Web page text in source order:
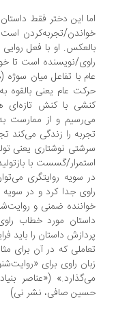
این دختر فقط داستان
تجربه‌کردن است و با
او با فعل روایی
نویسنده است تا خود
با تفاعل میان سوژه (ذات)
عام یعنی بالقوه به
با کنش تازه‌ای همراه
و از ممارست به
را زندگی می‌کند تجربه
نوشتاری یعنی تولید
گسست با بازتولیدی
سویه روایتگری می‌توان
جدا کرد و در سویه
ضمنی و روایت‌شنو
مورد خطاب راوی قرار
داستان را باید فرایند
که در آن برای مثال،
راوی برای «روایت‌شنو»
(«عناصر بنیادین
صافی، نشر نی)